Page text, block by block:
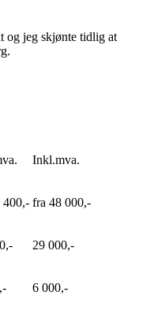
og jeg skjønte tidlig at
Inkl.mva.
400,- fra 48 000,-
29 000,-
6 000,-